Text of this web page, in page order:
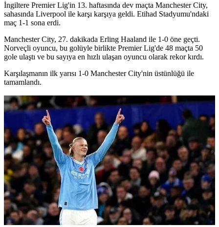
İngiltere Premier Lig'in 13. haftasında dev maçta Manchester City,
sahasında Liverpool ile karşı karşıya geldi. Etihad Stadyumu'ndaki
maç 1-1 sona erdi.
Manchester City, 27. dakikada Erling Haaland ile 1-0 öne geçti.
Norveçli oyuncu, bu golüyle birlikte Premier Lig'de 48 maçta 50
gole ulaştı ve bu sayıya en hızlı ulaşan oyuncu olarak rekor kırdı.
Karşılaşmanın ilk yarısı 1-0 Manchester City'nin üstünlüğü ile
tamamlandı.